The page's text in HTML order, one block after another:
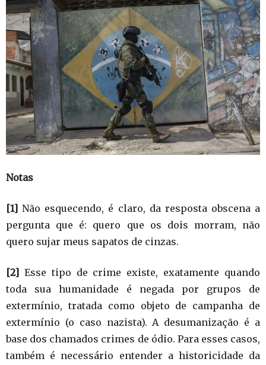
Notas
[1] Não esquecendo, é claro, da resposta obscena a
pergunta que é: quero que os dois morram, não
quero sujar meus sapatos de cinzas.
[2] Esse tipo de crime existe, exatamente quando
toda sua humanidade é negada por grupos de
extermínio, tratada como objeto de campanha de
extermínio (o caso nazista). A desumanização é a
base dos chamados crimes de ódio. Para esses casos,
também é necessário entender a historicidade da